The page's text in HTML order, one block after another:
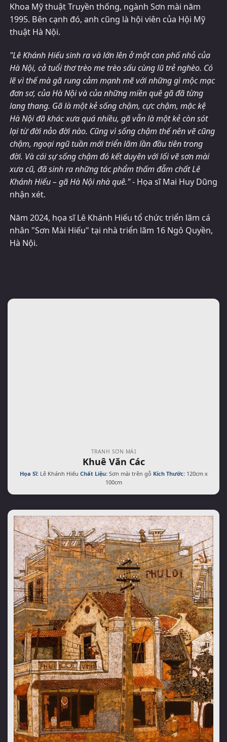
Khoa Mỹ thuật Truyền thống, ngành Sơn mài năm
1995. Bên cạnh đó, anh cũng là hội viên của Hội Mỹ
thuật Hà Nội.
"Lê Khánh Hiếu sinh ra và lớn lên ở một con phố nhỏ của
Hà Nội, cả tuổi thơ trèo me trèo sấu cùng lũ trẻ nghèo. Có
lẽ vì thế mà gã rung cảm mạnh mẽ với những gì mộc mạc
đơn sơ, của Hà Nội và của những miền quê gã đã từng
lang thang. Gã là một kẻ sống chậm, cực chậm, mặc kệ
Hà Nội đã khác xưa quá nhiều, gã vẫn là một kẻ còn sót
lại từ đời nảo đời nào. Cũng vì sống chậm thế nên vẽ cũng
chậm, ngoại ngũ tuần mới triển lãm lần đầu tiên trong
đời. Và cái sự sống chậm đó kết duyên với lối vẽ sơn mài
xưa cũ, đã sinh ra những tác phẩm thấm đẫm chất Lê
Khánh Hiếu – gã Hà Nội nhà quê."- Họa sĩ Mai Huy Dũng
nhận xét.
Năm 2024, họa sĩ Lê Khánh Hiếu tổ chức triển lãm cá
nhân "Sơn Mài Hiếu" tại nhà triển lãm 16 Ngô Quyền,
Hà Nội.
TRANH SƠN MÀI
Khuê Văn Các
Họa Sĩ:Lê Khánh Hiếu Chất Liệu:Sơn mài trên gỗ Kích Thước:120cm x
100cm